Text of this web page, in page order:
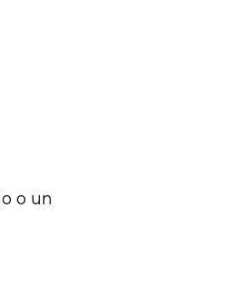
o un